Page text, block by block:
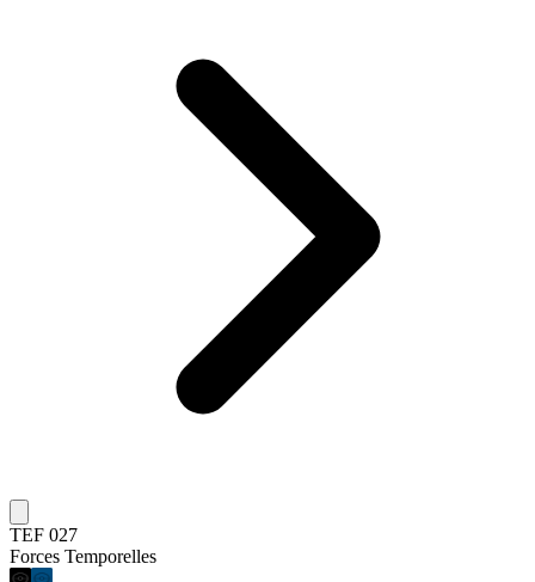
TEF 027
Forces Temporelles